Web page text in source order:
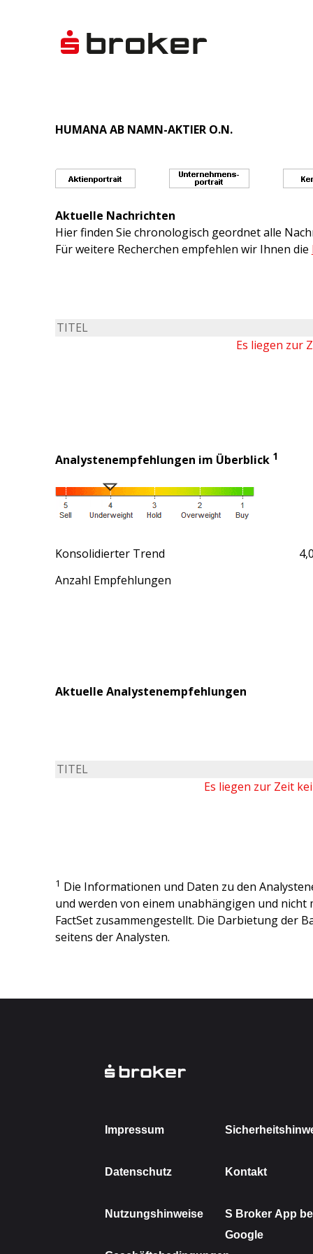
HUMANA AB NAMN-AKTIER O.N.
Aktuelle Nachrichten
Hier finden Sie chronologisch geordnet alle
Für weitere Recherchen empfehlen wir Ihnen die
TITEL
Es liegen zur
Analystenempfehlungen im Überblick 1
Konsolidierter Trend
Anzahl Empfehlungen
Aktuelle Analystenempfehlungen
TITEL
Es liegen zur Zeit
1 Die Informationen und Daten zu den
und werden von einem unabhängigen und nicht
FactSet zusammengestellt. Die Darbietung der
seitens der Analysten.